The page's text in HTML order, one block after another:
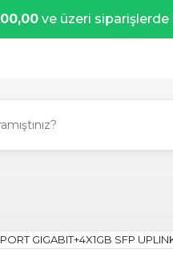
ve üzeri siparişlerde
GIGABIT+4X1GB SFP